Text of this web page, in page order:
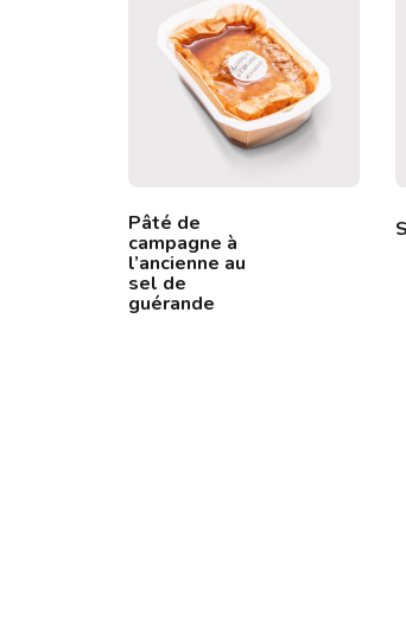
Pâté de
campagne à
l’ancienne au
sel de
guérande